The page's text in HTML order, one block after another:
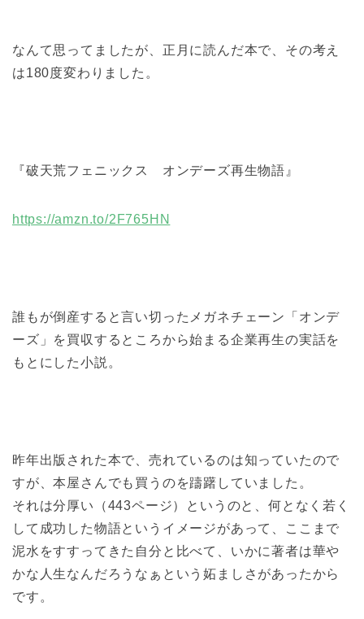
なんて思ってましたが、正月に読んだ本で、その考え
は180度変わりました。
『破天荒フェニックス オンデーズ再生物語』
https://amzn.to/2F765HN
誰もが倒産すると言い切ったメガネチェーン「オンデ
ーズ」を買収するところから始まる企業再生の実話を
もとにした小説。
昨年出版された本で、売れているのは知っていたので
すが、本屋さんでも買うのを躊躇していました。
それは分厚い（443ページ）というのと、何となく若く
して成功した物語というイメージがあって、ここまで
泥水をすすってきた自分と比べて、いかに著者は華や
かな人生なんだろうなぁという妬ましさがあったから
です。